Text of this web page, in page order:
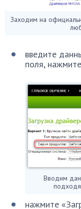
Заходим на
введите
поля,
Вводим
нажмите